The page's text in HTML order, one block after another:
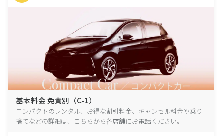
基本料金 免責別（C-1）
コンパクトのレンタル、お得な割引料金、キャンセル料金や乗り
捨てなどの詳細は、こちらから各店舗にお電話ください。